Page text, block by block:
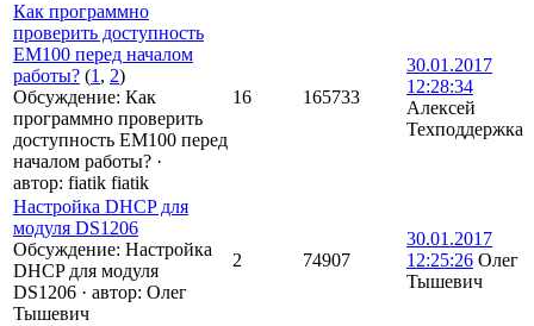
Как программно
проверить доступность
EM100 перед началом
работы? (1 , 2)
Обсуждение: Как
программно проверить
доступность EM100 перед
началом работы? ·
автор: fiatik fiatik
16 165733
30.01.2017
12:28:34
Алексей
Техподдержка
Настройка DHCP для
модуля DS1206
Обсуждение: Настройка
DHCP для модуля
DS1206 · автор: Олег
Тышевич
2 74907
30.01.2017
12:25:26 Олег
Тышевич